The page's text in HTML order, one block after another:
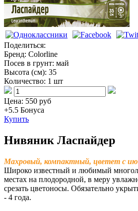
Поделиться:
Бренд: Colorline
Посев в грунт: май
Высота (см): 35
Количество: 1 шт
Цена: 550 руб
+5.5 Бонуса
Купить
Нивяник Ласпайдер
Махровый, компактный, цветет с
Широко известный и любимый
местах на плодородной, в меру
срезать цветоносы. Обязательно
- 4 года.